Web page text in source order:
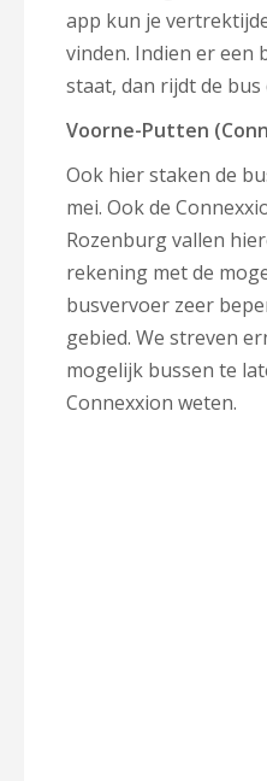
app kun je
vinden. Indien er een
staat, dan rijdt de bus
Voorne-Putten
Ook hier staken de
mei. Ook de
Rozenburg vallen
rekening met de
busvervoer zeer
gebied. We streven
mogelijk bussen te
Connexxion weten.